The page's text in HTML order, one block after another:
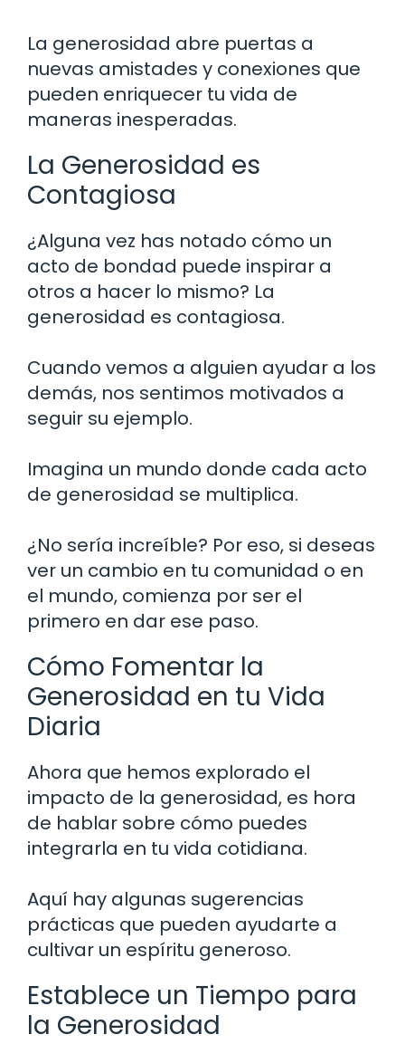
La generosidad abre puertas a
nuevas amistades y conexiones que
pueden enriquecer tu vida de
maneras inesperadas.
La Generosidad es
Contagiosa
¿Alguna vez has notado cómo un
acto de bondad puede inspirar a
otros a hacer lo mismo? La
generosidad es contagiosa.
Cuando vemos a alguien ayudar a los
demás, nos sentimos motivados a
seguir su ejemplo.
Imagina un mundo donde cada acto
de generosidad se multiplica.
¿No sería increíble? Por eso, si deseas
ver un cambio en tu comunidad o en
el mundo, comienza por ser el
primero en dar ese paso.
Cómo Fomentar la
Generosidad en tu Vida
Diaria
Ahora que hemos explorado el
impacto de la generosidad, es hora
de hablar sobre cómo puedes
integrarla en tu vida cotidiana.
Aquí hay algunas sugerencias
prácticas que pueden ayudarte a
cultivar un espíritu generoso.
Establece un Tiempo para
la Generosidad